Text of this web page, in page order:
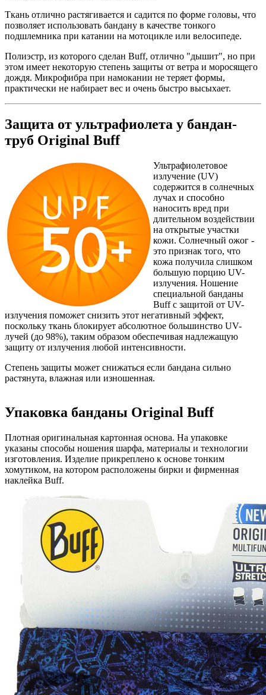
Ткань отлично растягивается и садится по форме головы, что
позволяет использовать бандану в качестве тонкого
подшлемника при катании на мотоцикле или велосипеде.
Полиэстр, из которого сделан Buff, отлично "дышит", но при
этом имеет некоторую степень защиты от ветра и моросящего
дождя. Микрофибра при намокании не теряет формы,
практически не набирает вес и очень быстро высыхает.
Защита от ультрафиолета у бандан-
труб Original Buff
Ультрафиолетовое
излучение (UV)
содержится в солнечных
лучах и способно
наносить вред при
длительном воздействии
на открытые участки
кожи. Солнечный ожог -
это признак того, что
кожа получила слишком
большую порцию UV-
излучения. Ношение
специальной банданы
Buff с защитой от UV-
излучения поможет снизить этот негативный эффект,
поскольку ткань блокирует абсолютное большинство UV-
лучей (до 98%), таким образом обеспечивая надлежащую
защиту от излучения любой интенсивности.
Степень защиты может снижаться если бандана сильно
растянута, влажная или изношенная.
Упаковка банданы Original Buff
Плотная оригинальная картонная основа. На упаковке
указаны способы ношения шарфа, материалы и технологии
изготовления. Изделие прикреплено к основе тонким
хомутиком, на котором расположены бирки и фирменная
наклейка Buff.